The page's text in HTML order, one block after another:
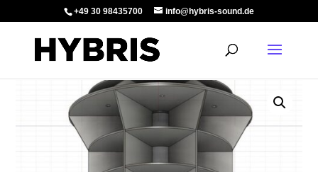
+49 30 98435700 info@hybris-sound.de